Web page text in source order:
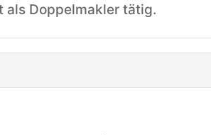
als Doppelmakler tätig.